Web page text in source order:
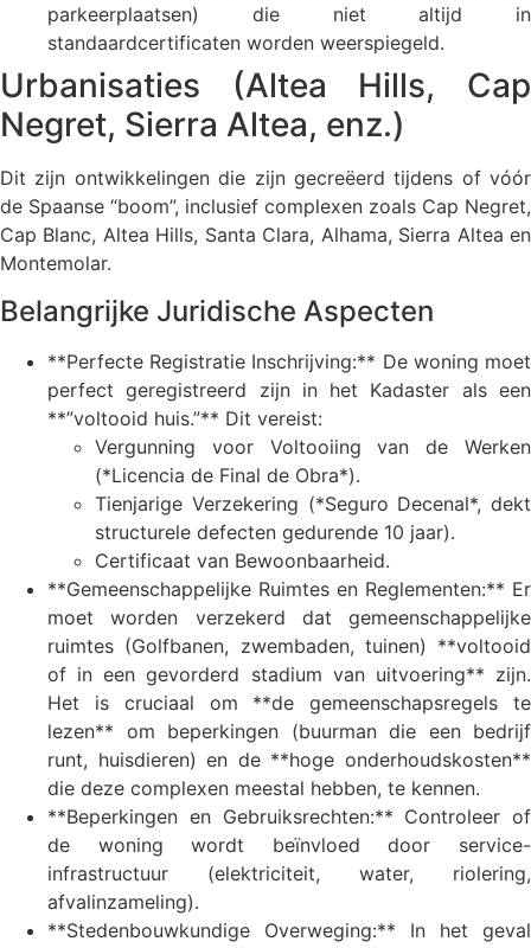
parkeerplaatsen) die niet altijd in
standaardcertificaten worden weerspiegeld.
Urbanisaties (Altea Hills, Cap
Negret, Sierra Altea, enz.)
Dit zijn ontwikkelingen die zijn gecreëerd tijdens of vóór
de Spaanse “boom”, inclusief complexen zoals Cap Negret,
Cap Blanc, Altea Hills, Santa Clara, Alhama, Sierra Altea en
Montemolar.
Belangrijke Juridische Aspecten
**Perfecte Registratie Inschrijving:** De woning moet
perfect geregistreerd zijn in het Kadaster als een
**”voltooid huis.”** Dit vereist:
Vergunning voor Voltooiing van de Werken
(*Licencia de Final de Obra*).
Tienjarige Verzekering (*Seguro Decenal*, dekt
structurele defecten gedurende 10 jaar).
Certificaat van Bewoonbaarheid.
**Gemeenschappelijke Ruimtes en Reglementen:** Er
moet worden verzekerd dat gemeenschappelijke
ruimtes (Golfbanen, zwembaden, tuinen) **voltooid
of in een gevorderd stadium van uitvoering** zijn.
Het is cruciaal om **de gemeenschapsregels te
lezen** om beperkingen (buurman die een bedrijf
runt, huisdieren) en de **hoge onderhoudskosten**
die deze complexen meestal hebben, te kennen.
**Beperkingen en Gebruiksrechten:** Controleer of
de woning wordt beïnvloed door service-
infrastructuur (elektriciteit, water, riolering,
afvalinzameling).
**Stedenbouwkundige Overweging:** In het geval